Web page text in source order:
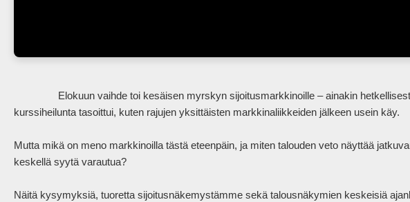
kurssiheilunta tasoittui, kuten rajujen yksittäisten markkinaliikkeiden jälkeen usein käy.
Mutta mikä on meno markkinoilla tästä eteenpäin, ja miten talouden veto näyttää
keskellä syytä varautua?
Näitä kysymyksiä, tuoretta sijoitusnäkemystämme sekä talousnäkymien keskeisiä